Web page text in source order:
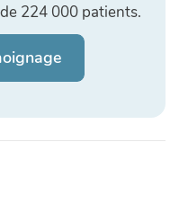
224 000 patients.